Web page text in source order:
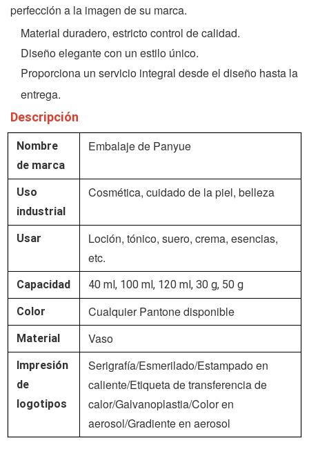
perfección a la imagen de su marca.
Material duradero, estricto control de calidad.
Diseño elegante con un estilo único.
Proporciona un servicio integral desde el diseño hasta la
entrega.
Descripción
Nombre
de marca
Embalaje de Panyue
Uso
industrial
Cosmética, cuidado de la piel, belleza
Usar
Loción, tónico, suero, crema, esencias,
etc.
Capacidad 40 ml, 100 ml, 120 ml, 30 g, 50 g
Color Cualquier Pantone disponible
Material Vaso
Impresión
de
logotipos
Serigrafía/Esmerilado/Estampado en
caliente/Etiqueta de transferencia de
calor/Galvanoplastia/Color en
aerosol/Gradiente en aerosol